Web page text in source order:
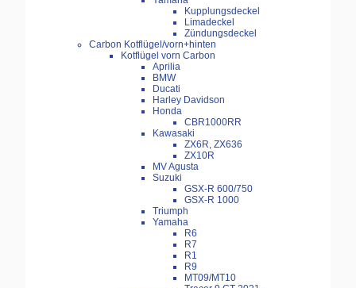
Kupplungsdeckel
Limadeckel
Zündungsdeckel
Carbon Kotflügel/vorn+hinten
Kotflügel vorn Carbon
Aprilia
BMW
Ducati
Harley Davidson
Honda
CBR1000RR
Kawasaki
ZX6R, ZX636
ZX10R
MV Agusta
Suzuki
GSX-R 600/750
GSX-R 1000
Triumph
Yamaha
R6
R7
R1
R9
MT09/MT10